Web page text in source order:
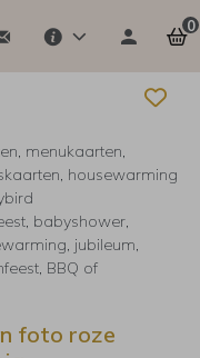
0
menukaarten,
housewarming
babyshower,
jubileum,
BBQ of
foto roze